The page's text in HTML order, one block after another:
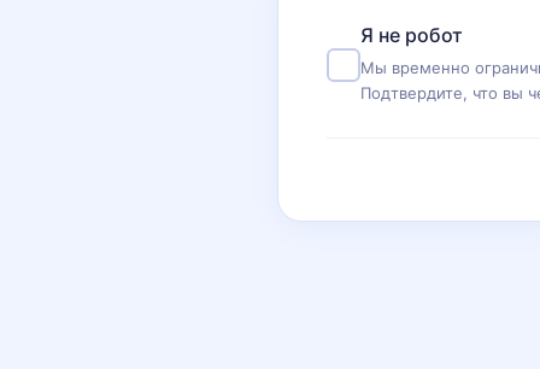
Я не робот
Мы временно
Подтвердите, что вы